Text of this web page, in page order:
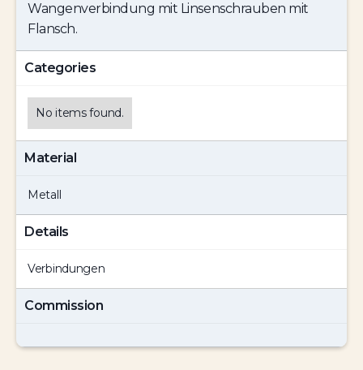
Wangenverbindung mit Linsenschrauben mit
Flansch.
Categories
No items found.
Material
Metall
Details
Verbindungen
Commission